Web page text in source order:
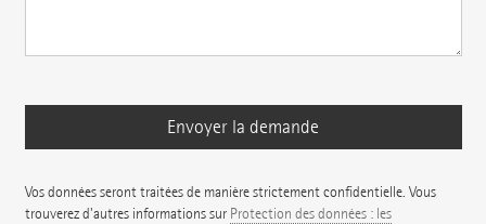
Vos données seront traitées de manière strictement confidentielle. Vous
trouverez d'autres informations sur Protection des données : les